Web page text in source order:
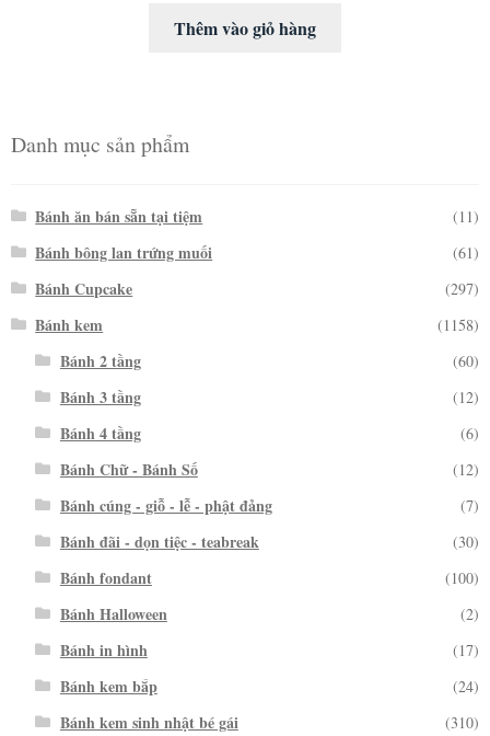
Thêm vào giỏ hàng
Danh mục sản phẩm
Bánh ăn bán sẵn tại tiệm (11)
Bánh bông lan trứng muối (61)
Bánh Cupcake (297)
Bánh kem (1158)
Bánh 2 tầng (60)
Bánh 3 tầng (12)
Bánh 4 tầng (6)
Bánh Chữ - Bánh Số (12)
Bánh cúng - giỗ - lễ - phật đảng (7)
Bánh đãi - dọn tiệc - teabreak (30)
Bánh fondant (100)
Bánh Halloween (2)
Bánh in hình (17)
Bánh kem bắp (24)
Bánh kem sinh nhật bé gái (310)